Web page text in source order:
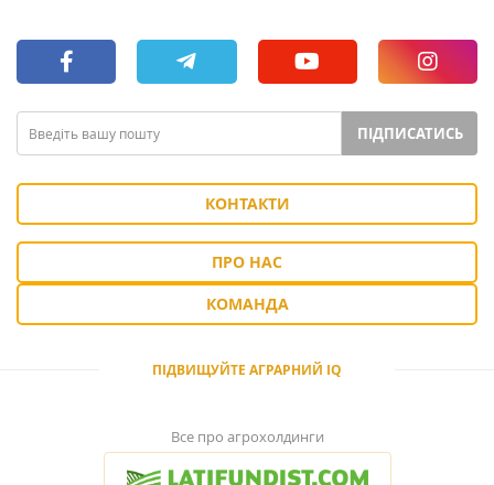
ПІДПИСАТИСЬ
КОНТАКТИ
ПРО НАС
КОМАНДА
ПІДВИЩУЙТЕ АГРАРНИЙ IQ
Все про агрохолдинги